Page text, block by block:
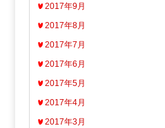
2017年9月
2017年8月
2017年7月
2017年6月
2017年5月
2017年4月
2017年3月